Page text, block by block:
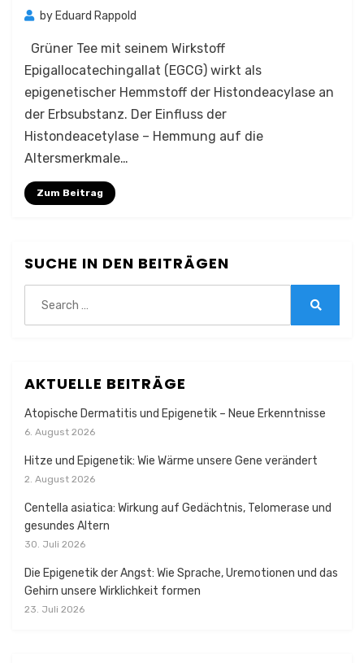
by Eduard Rappold
Grüner Tee mit seinem Wirkstoff
Epigallocatechingallat (EGCG) wirkt als
epigenetischer Hemmstoff der Histondeacylase an
der Erbsubstanz. Der Einfluss der
Histondeacetylase – Hemmung auf die
Altersmerkmale…
Zum Beitrag
SUCHE IN DEN BEITRÄGEN
for:
AKTUELLE BEITRÄGE
Atopische Dermatitis und Epigenetik – Neue Erkenntnisse
6. August 2026
Hitze und Epigenetik: Wie Wärme unsere Gene verändert
2. August 2026
Centella asiatica: Wirkung auf Gedächtnis, Telomerase und
gesundes Altern
30. Juli 2026
Die Epigenetik der Angst: Wie Sprache, Uremotionen und das
Gehirn unsere Wirklichkeit formen
23. Juli 2026